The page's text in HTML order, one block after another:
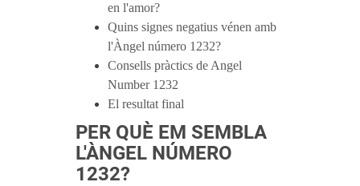
en l'amor?
Quins signes negatius vénen amb
l'Àngel número 1232?
Consells pràctics de Angel
Number 1232
El resultat final
PER QUÈ EM SEMBLA
L'ÀNGEL NÚMERO
1232?